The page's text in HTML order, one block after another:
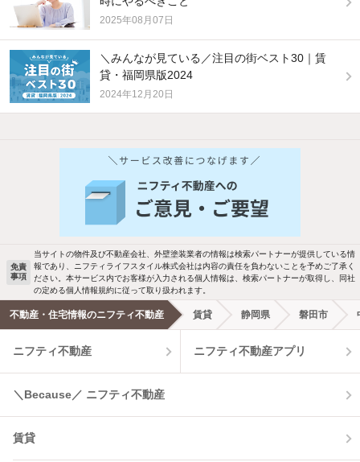
2025年08月07日
＼みんなが見ている／注目の街ベスト30｜賃
貸・福岡県版2024
2024年12月20日
バス・トイレ別 2階以上
洗濯機置場あり 独立洗面台
エアコンあり 都市ガス
温水洗浄便座 オートロック
コンロ2口以上
免責
事項
当サイトの物件及び不動産会社、外壁塗装業者の情報は検索パートナーが提供している情
報であり、ニフティライフスタイル株式会社は内容の責任を負わないことを予めご了承く
ださい。本サービス内でお客様が入力される個人情報は、検索パートナーが取得し、同社
の定める個人情報規約に従って取り扱われます。
不動産・住宅情報のニフティ不動産 賃貸 静岡県 磐田市
ニフティ不動産 ニフティ不動産アプリ
＼Because／ ニフティ不動産
賃貸